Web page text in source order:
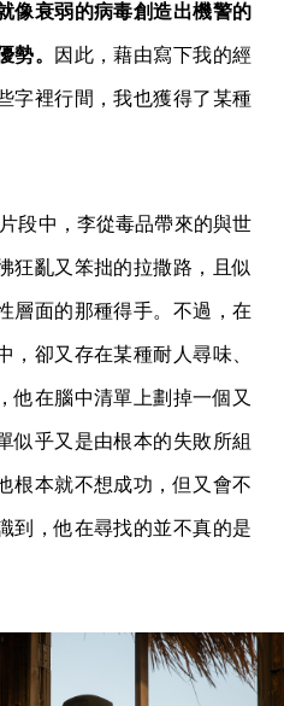
像衰弱的病毒創造出機警的
勢。 因此，藉由寫下我的經
字裡行間，我也獲得了某種
段中，李從毒品帶來的與世
狂亂又笨拙的拉撒路，且似
層面的那種得手。不過，在
，卻又存在某種耐人尋味、
他在腦中清單上劃掉一個又
似乎又是由根本的失敗所組
根本就不想成功，但又會不
到，他在尋找的並不真的是